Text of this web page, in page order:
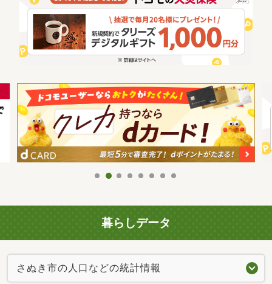
暮らしデータ
さぬき市の人口などの統計情報